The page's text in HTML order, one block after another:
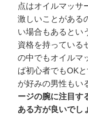
点はオイルマッサ
激しいことがある
い場合もあるとい
資格を持っている
の中でもオイルマ
ば初心者でもOK
が好みの男性もい
ージの腕に注目す
ある方が良いでし